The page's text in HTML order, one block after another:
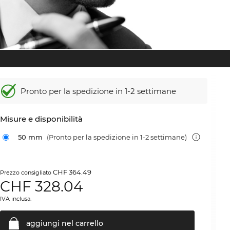
Pronto per la spedizione in 1-2 settimane
Misure e disponibilità
50 mm (Pronto per la spedizione in 1-2 settimane)
Prezzo consigliatoCHF 364.49
CHF328.04
IVA inclusa.
aggiungi nel carrello